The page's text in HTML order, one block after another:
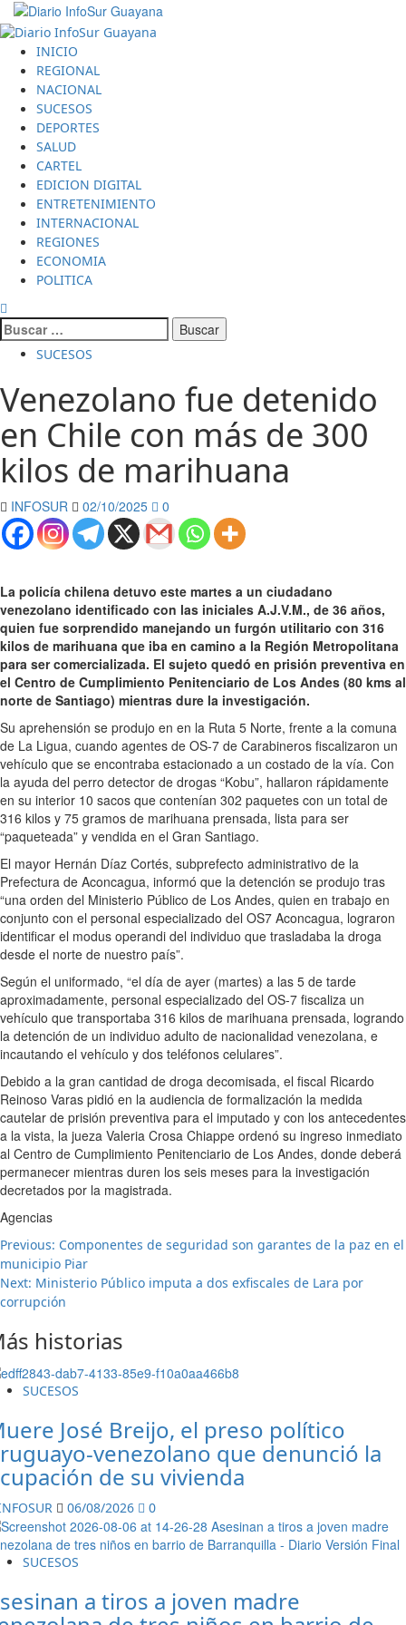
Saltar
al
contenido
Menú
principalINICIO
REGIONAL
NACIONAL
SUCESOS
DEPORTES
SALUD
CARTEL
EDICION DIGITAL
ENTRETENIMIENTO
INTERNACIONAL
REGIONES
ECONOMIA
POLITICA
Buscar:
SUCESOS
Venezolano fue detenido
en Chile con más de 300
kilos de marihuana
INFOSUR 02/10/2025 0
La policía chilena detuvo este martes a un ciudadano
venezolano identificado con las iniciales A.J.V.M., de 36 años,
quien fue sorprendido manejando un furgón utilitario con 316
kilos de marihuana que iba en camino a la Región Metropolitana
para ser comercializada. El sujeto quedó en prisión preventiva en
el Centro de Cumplimiento Penitenciario de Los Andes (80 kms al
norte de Santiago) mientras dure la investigación.
Su aprehensión se produjo en en la Ruta 5 Norte, frente a la comuna
de La Ligua, cuando agentes de OS-7 de Carabineros fiscalizaron un
vehículo que se encontraba estacionado a un costado de la vía. Con
la ayuda del perro detector de drogas “Kobu”, hallaron rápidamente
en su interior 10 sacos que contenían 302 paquetes con un total de
316 kilos y 75 gramos de marihuana prensada, lista para ser
“paqueteada” y vendida en el Gran Santiago.
El mayor Hernán Díaz Cortés, subprefecto administrativo de la
Prefectura de Aconcagua, informó que la detención se produjo tras
“una orden del Ministerio Público de Los Andes, quien en trabajo en
conjunto con el personal especializado del OS7 Aconcagua, lograron
identificar el modus operandi del individuo que trasladaba la droga
desde el norte de nuestro país”.
Según el uniformado, “el día de ayer (martes) a las 5 de tarde
aproximadamente, personal especializado del OS-7 fiscaliza un
vehículo que transportaba 316 kilos de marihuana prensada, logrando
la detención de un individuo adulto de nacionalidad venezolana, e
incautando el vehículo y dos teléfonos celulares”.
Debido a la gran cantidad de droga decomisada, el fiscal Ricardo
Reinoso Varas pidió en la audiencia de formalización la medida
cautelar de prisión preventiva para el imputado y con los antecedentes
a la vista, la jueza Valeria Crosa Chiappe ordenó su ingreso inmediato
al Centro de Cumplimiento Penitenciario de Los Andes, donde deberá
permanecer mientras duren los seis meses para la investigación
decretados por la magistrada.
Agencias
Post
navigation
Previous: Componentes de seguridad son garantes de la paz en el
municipio Piar
Next: Ministerio Público imputa a dos exfiscales de Lara por
corrupción
historias
SUCESOS
José Breijo, el preso político
venezolano que denunció la
de su vivienda
06/08/2026 0
SUCESOS
a tiros a joven madre